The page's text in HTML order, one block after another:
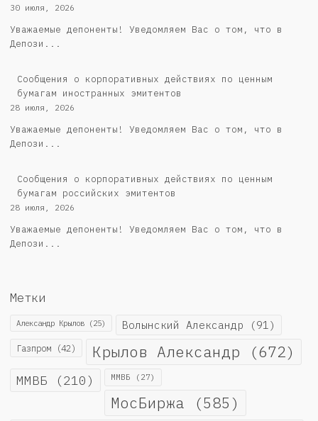
30 июля, 2026
Уважаемые депоненты! Уведомляем Вас о том, что в
Депози...
Сообщения о корпоративных действиях по ценным
бумагам иностранных эмитентов
28 июля, 2026
Уважаемые депоненты! Уведомляем Вас о том, что в
Депози...
Cообщения о корпоративных действиях по ценным
бумагам российских эмитентов
28 июля, 2026
Уважаемые депоненты! Уведомляем Вас о том, что в
Депози...
Метки
Александр Крылов (25) Волынский Александр (91)
Газпром (42) Крылов Александр (672)
ММВБ (210) ММВБ (27)
МосБиржа (585)